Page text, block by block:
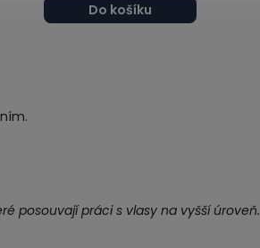
Do košíku
posouvají práci s vlasy na vyšší úroveň.